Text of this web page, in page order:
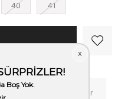
40 41
Fiyat Düşünce Haber Ver